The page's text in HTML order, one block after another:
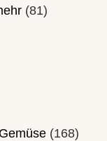
(81)
(168)